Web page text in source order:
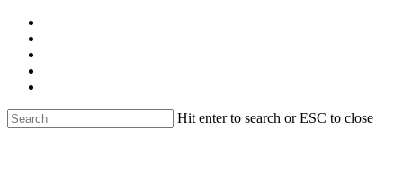
Skip
main
content
Hit enter to search or ESC to close